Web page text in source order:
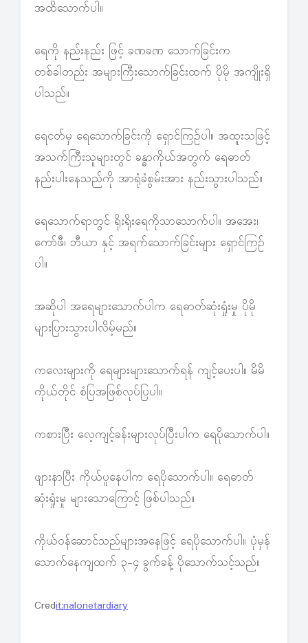
အထိသောက်ပါ။
ရေကို နည်းနည်း ဖြင့် ခဏခဏ သောက်ခြင်းက
တစ်ခါတည်း အများကြီးသောက်ခြင်းထက် ပိုမို အကျိုးရှိ
ပါသည်။
ရေငတ်မှ ရေသောက်ခြင်းကို ရှောင်ကြဉ်ပါ။ အထူးသဖြင့်
အသက်ကြီးသူများတွင် ခန္ဓာကိုယ်အတွက် ရေဓာတ်
နည်းပါးနေသည်ကို အာရုံခံစွမ်းအား နည်းသွားပါသည်။
ရေသောက်ရာတွင် ရိုးရိုးရေကိုသာသောက်ပါ။ အအေး၊
ကော်ဖီ၊ ဘီယာ နှင့် အရက်သောက်ခြင်းများ ရှောင်ကြဉ်
ပါ။
အဆိုပါ အရေများသောက်ပါက ရေဓာတ်ဆုံးရှုံးမှု ပိုမို
များပြားသွားပါလိမ့်မည်။
ကလေးများကို ရေများများသောက်ရန် ကျင့်ပေးပါ။ မိမိ
ကိုယ်တိုင် စံပြအဖြစ်လုပ်ပြပါ။
ကစားပြီး လေ့ကျင့်ခန်းများလုပ်ပြီးပါက ရေပိုသောက်ပါ။
ဖျားနာပြီး ကိုယ်ပူနေပါက ရေပိုသောက်ပါ။ ရေဓာတ်
ဆုံးရှုံးမှု များသောကြောင့် ဖြစ်ပါသည်။
ကိုယ်ဝန်ဆောင်သည်များအနေဖြင့် ရေပိုသောက်ပါ။ ပုံမှန်
သောက်နေကျထက် ၃-၄ ခွက်ခန့် ပိုသောက်သင့်သည်။
Credit:nalonetardiary